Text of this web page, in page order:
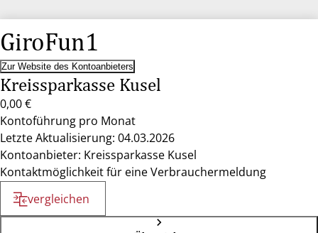
GiroFun1
Zur Website des Kontoanbieters
Kreissparkasse Kusel
0,00 €
Kontoführung pro Monat
Letzte Aktualisierung: 04.03.2026
Kontoanbieter: Kreissparkasse Kusel
Kontaktmöglichkeit für eine Verbrauchermeldung
vergleichen